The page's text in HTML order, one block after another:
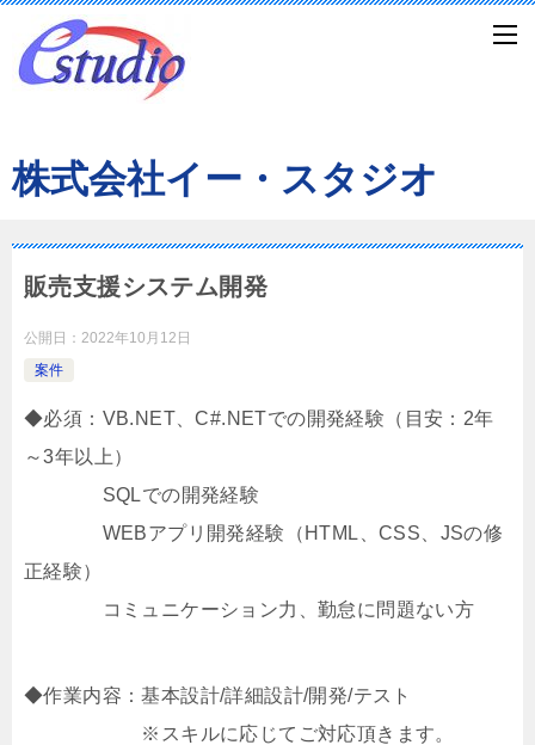
株式会社イー・スタジオ
販売支援システム開発
公開日： 2022年10月12日
案件
◆必須：VB.NET、C#.NETでの開発経験（目安：2年
～3年以上）
SQLでの開発経験
WEBアプリ開発経験（HTML、CSS、JSの修
正経験）
コミュニケーション力、勤怠に問題ない方
◆作業内容：基本設計/詳細設計/開発/テスト
※スキルに応じてご対応頂きます。